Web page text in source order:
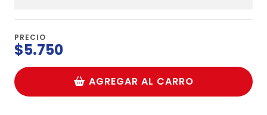
PRECIO
$5.750
AGREGAR AL CARRO